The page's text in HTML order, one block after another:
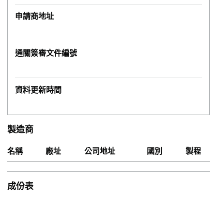
申請商地址
通關簽審文件編號
資料更新時間
製造商
名稱 廠址 公司地址 國別 製程
成份表